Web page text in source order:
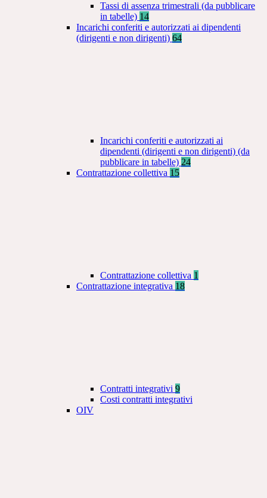
Tassi di assenza trimestrali (da pubblicare
in tabelle) 14
Incarichi conferiti e autorizzati ai dipendenti
(dirigenti e non dirigenti) 64
Incarichi conferiti e autorizzati ai
dipendenti (dirigenti e non dirigenti) (da
pubblicare in tabelle) 24
Contrattazione collettiva 15
Contrattazione collettiva 1
Contrattazione integrativa 18
Contratti integrativi 9
Costi contratti integrativi
OIV